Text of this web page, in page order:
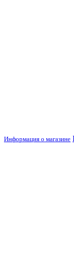
Информация о магазине